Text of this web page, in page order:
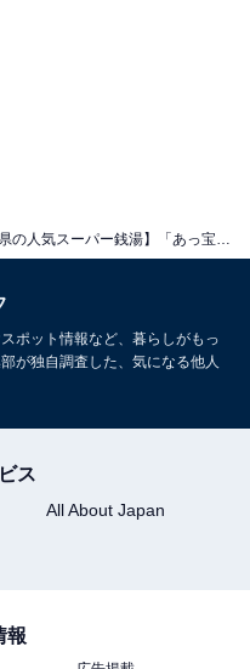
ポット情報など、暮らしがもっ
が独自調査した、気になる他人
ス
All About Japan
報